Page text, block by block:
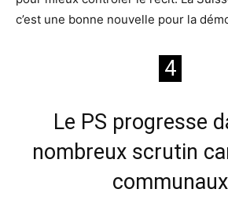
c’est une bonne nouvelle pour la
4
Le PS progresse
nombreux scrutin
communaux